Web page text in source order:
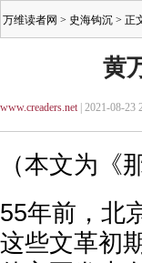
万维读者网 > 史海钩沉 > 正
黄
www.creaders.net| 2021-08-23
（本文为 《
55年前，北
这些文革初